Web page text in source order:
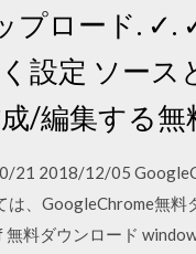
プロード. ✓.
設定 ソー
/編集する無
21 2018/12/05
は、GoogleChrome無料
無料ダウンロード